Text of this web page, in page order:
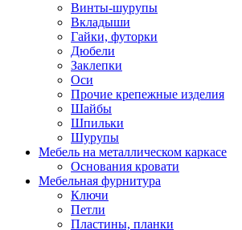
Винты-шурупы
Вкладыши
Гайки, футорки
Дюбели
Заклепки
Оси
Прочие крепежные изделия
Шайбы
Шпильки
Шурупы
Мебель на металлическом каркасе
Основания кровати
Мебельная фурнитура
Ключи
Петли
Пластины, планки